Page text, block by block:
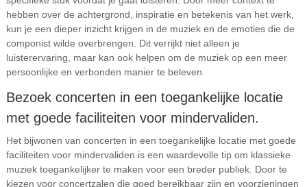
hebben over de achtergrond, inspiratie en betekenis van het werk,
kun je een dieper inzicht krijgen in de muziek en de emoties die de
componist wilde overbrengen. Dit verrijkt niet alleen je
luisterervaring, maar kan ook helpen om de muziek op een meer
persoonlijke en verbonden manier te beleven.
Bezoek concerten in een toegankelijke locatie
met goede faciliteiten voor mindervaliden.
Het bijwonen van concerten in een toegankelijke locatie met goede
faciliteiten voor mindervaliden is een waardevolle tip om klassieke
muziek toegankelijker te maken voor een breder publiek. Door te
kiezen voor concertzalen die goed bereikbaar zijn en voorzieningen